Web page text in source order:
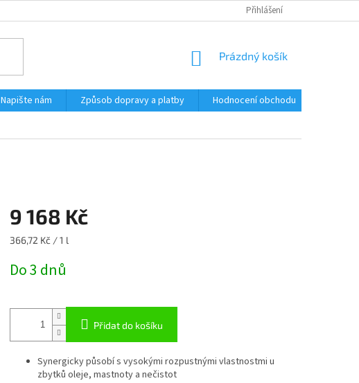
Přihlášení
NÁKUPNÍ
Prázdný košík
Napište nám Způsob dopravy a platby Hodnocení obchodu
9 168 Kč
Měrná
366,72 Kč / 1 l
Do 3 dnů
Přidat do košíku
Synergicky působí s vysokými rozpustnými vlastnostmi u
zbytků oleje, mastnoty a nečistot